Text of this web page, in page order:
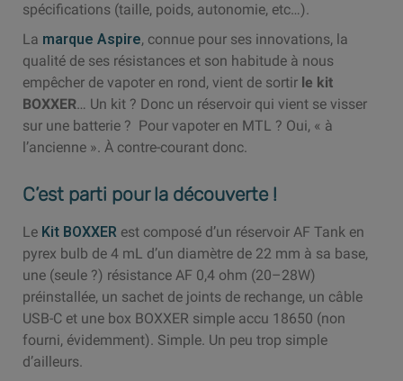
spécifications (taille, poids, autonomie, etc…).
La marque Aspire, connue pour ses innovations, la
qualité de ses résistances et son habitude à nous
empêcher de vapoter en rond, vient de sortir le kit
BOXXER… Un kit ? Donc un réservoir qui vient se visser
sur une batterie ? Pour vapoter en MTL ? Oui, « à
l’ancienne ». À contre-courant donc.
C’est parti pour la découverte !
Le Kit BOXXER est composé d’un réservoir AF Tank en
pyrex bulb de 4 mL d’un diamètre de 22 mm à sa base,
une (seule ?) résistance AF 0,4 ohm (20–28W)
préinstallée, un sachet de joints de rechange, un câble
USB-C et une box BOXXER simple accu 18650 (non
fourni, évidemment). Simple. Un peu trop simple
d’ailleurs.